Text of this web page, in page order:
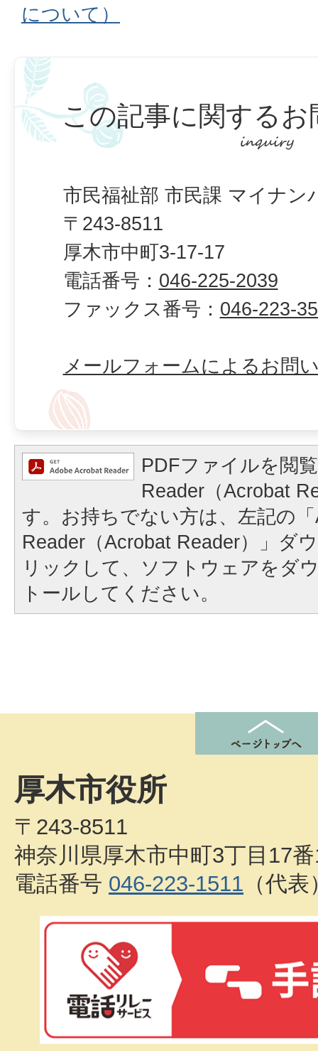
について）
この記事に関するお
市民福祉部 市民課 マイナン
〒243-8511
厚木市中町3-17-17
電話番号： 046-225-2039
ファックス番号： 046-223-
メールフォームによるお問
PDFファイルを閲
Reader（Acrobat
す。お持ちでない方は、左記の
Reader（Acrobat Reader）」ダ
リックして、ソフトウェアをダ
トールしてください。
厚木市役所
〒243-8511
神奈川県厚木市中町3丁目17
電話番号 046-223-1511 （代表